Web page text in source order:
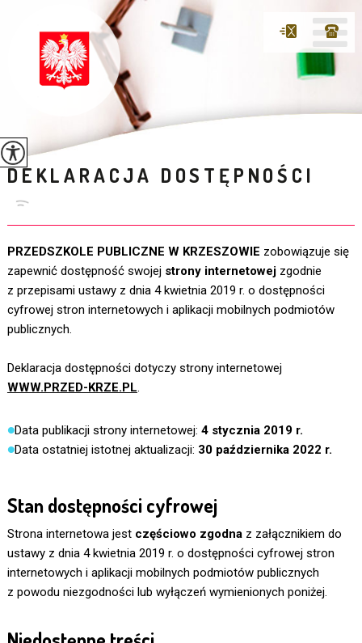
DEKLARACJA DOSTĘPNOŚCI
PRZEDSZKOLE PUBLICZNE W KRZESZOWIE zobowiązuje się
zapewnić dostępność swojej strony internetowejzgodnie
z przepisami ustawy z dnia 4 kwietnia 2019 r. o dostępności
cyfrowej stron internetowych i aplikacji mobilnych podmiotów
publicznych.
Deklaracja dostępności dotyczy strony internetowej
WWW.PRZED-KRZE.PL.
Data publikacji strony internetowej: 4 stycznia 2019 r.
Data ostatniej istotnej aktualizacji: 30 października 2022 r.
Stan dostępności cyfrowej
Strona internetowa jest częściowo zgodnaz załącznikiem do
ustawy z dnia 4 kwietnia 2019 r. o dostępności cyfrowej stron
internetowych i aplikacji mobilnych podmiotów publicznych
z powodu niezgodności lub wyłączeń wymienionych poniżej.